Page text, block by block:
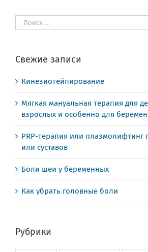
Результат
поиска:
Свежие записи
Кинезиотейпирование
Мягкая мануальная терапия для
взрослых и особенно для
PRP-терапия или плазмолифтинг
или суставов
Боли шеи у беременных
Как убрать головные боли
Рубрики